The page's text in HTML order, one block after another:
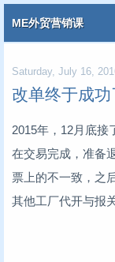
ME外贸营销课
Saturday, July 16,
改单终于成
2015年，12月底接
在交易完成，准备
票上的不一致，之
其他工厂代开与报